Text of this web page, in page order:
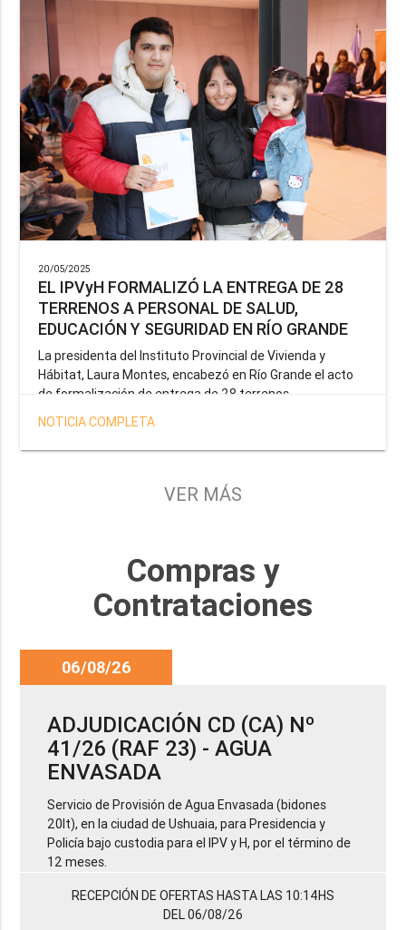
20/05/2025
EL IPVyH FORMALIZÓ LA ENTREGA DE 28
TERRENOS A PERSONAL DE SALUD,
EDUCACIÓN Y SEGURIDAD EN RÍO GRANDE
La presidenta del Instituto Provincial de Vivienda y
Hábitat, Laura Montes, encabezó en Río Grande el acto
de formalización de entrega de 28 terrenos
correspondientes a la operatoria especial anunciada por
el Gobernador Gustavo Melella, la cual tiene como
objetivo brindar una solución habitacional a docentes,
Provincia y del Servicio Penitenciario.
NOTICIA COMPLETA
VER MÁS
Compras y
Contrataciones
06/08/26
ADJUDICACIÓN CD (CA) Nº
41/26 (RAF 23) - AGUA
ENVASADA
Servicio de Provisión de Agua Envasada (bidones
20lt), en la ciudad de Ushuaia, para Presidencia y
Policía bajo custodia para el IPV y H, por el término de
12 meses.
RECEPCIÓN DE OFERTAS HASTA LAS 10:14HS
DEL 06/08/26